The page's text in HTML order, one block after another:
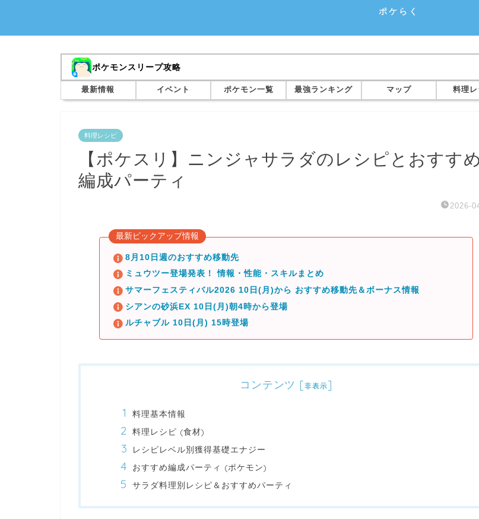
ポケらく
ポケモンスリープ攻略
最新情報 イベント ポケモン一覧 最強ランキング マップ 料理
料理レシピ
【ポケスリ】ニンジャサラダのレシピとおすすめ
編成パーティ
2026-
最新ピックアップ情報
8月10日週のおすすめ移動先
ミュウツー登場発表！ 情報・性能・スキルまとめ
サマーフェスティバル2026 10日(月)から おすすめ移動先＆ボーナス情報
シアンの砂浜EX 10日(月)朝4時から登場
ルチャブル 10日(月) 15時登場
コンテンツ [非表示]
料理基本情報
料理レシピ (食材)
レシピレベル別獲得基礎エナジー
おすすめ編成パーティ (ポケモン)
サラダ料理別レシピ＆おすすめパーティ